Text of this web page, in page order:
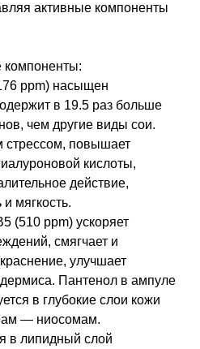
активные компоненты
ppm) насыщен
в 19.5 раз больше
чем другие виды сои.
стрессом, повышает
кислоты,
действие,
мягкость.
(510 ppm) ускоряет
смягчает и
улучшает
Пантенол в ампуле
в глубокие слои кожи
— ниосомам.
в липидный слой